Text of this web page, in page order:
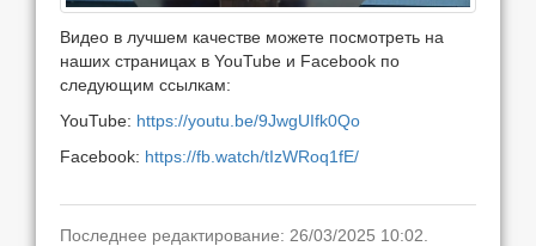
Видео в лучшем качестве можете посмотреть на
наших страницах в YouTube и Facebook по
следующим ссылкам:
YouTube: https://youtu.be/9JwgUIfk0Qo
Facebook: https://fb.watch/tIzWRoq1fE/
Последнее редактирование: 26/03/2025 10:02.